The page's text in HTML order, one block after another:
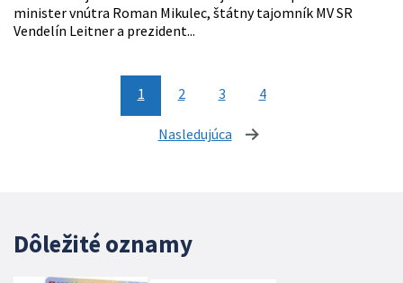
minister vnútra Roman Mikulec, štátny tajomník MV SR
Vendelín Leitner a prezident...
1 2 3 4
Nasledujúca stránka
Dôležité oznamy